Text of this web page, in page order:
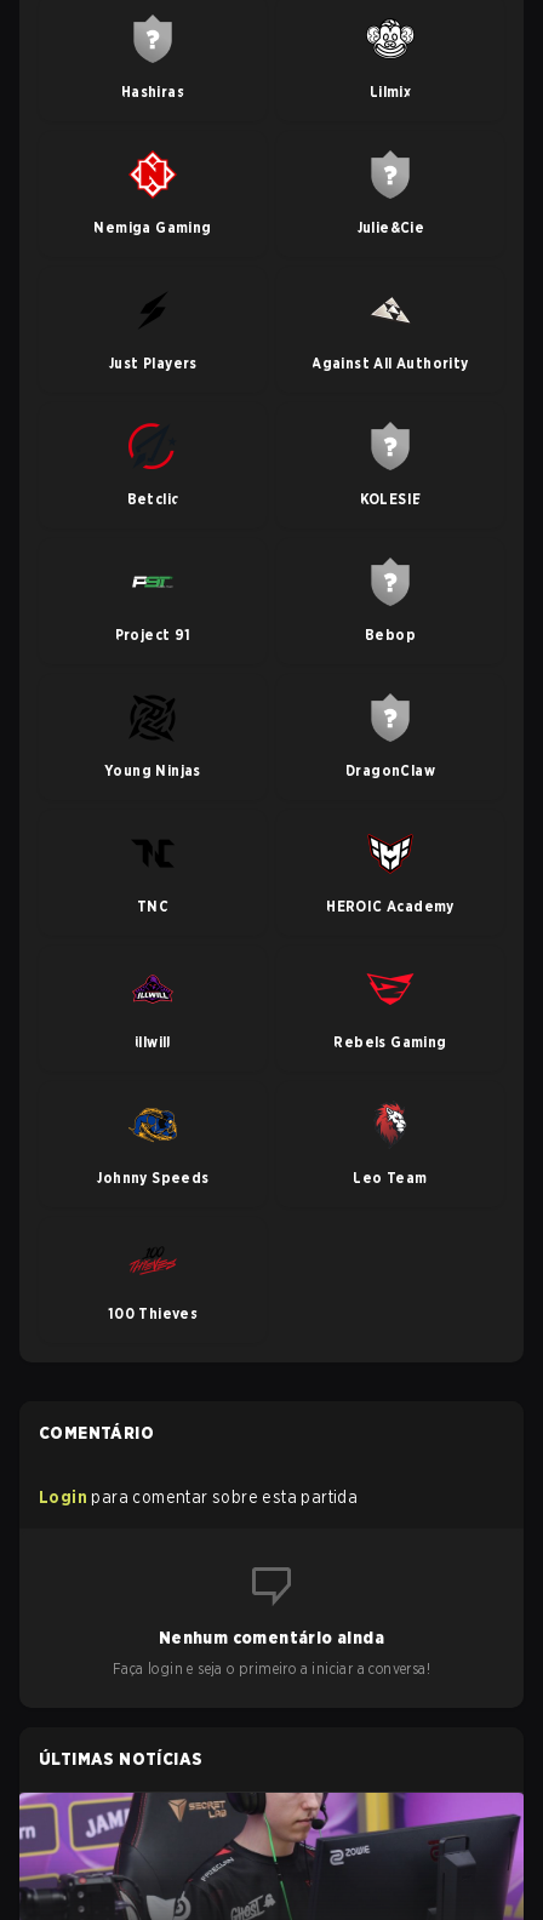
Hashiras Lilmix
Nemiga Gaming Julie&Cie
Just Players Against All Authority
Betclic KOLESIE
Project 91 Bebop
Young Ninjas DragonClaw
TNC HEROIC Academy
illwill Rebels Gaming
Johnny Speeds Leo Team
100 Thieves
COMENTÁRIO
Login para comentar sobre esta partida
Nenhum comentário ainda
Faça login e seja o primeiro a iniciar a conversa!
ÚLTIMAS NOTÍCIAS